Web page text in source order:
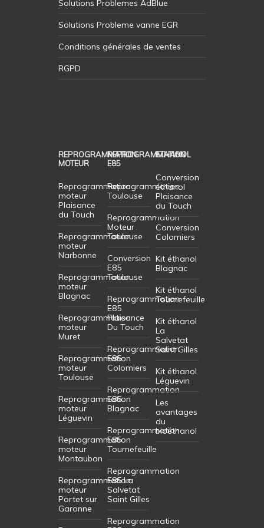
sa vitesse maximale. Il est
essentiel de faire appel à des
professionnels qualifiés pour
effectuer cette
transformation, garantissant
ainsi la fiabilité continue de
apporter. La reprog moteur, la
reprog voiture et la reprog
auto sont des moyens
Dacia et de vivre une
Solutions Problemes AdBlue
Solutions Probleme vanne EGR
Conditions générales de ventes
RGPD
REPROGRAMMATION
MOTEUR
Reprogrammation
moteur
Plaisance
du Touch
Reprogrammation
moteur
Narbonne
Reprogrammation
moteur
Blagnac
Reprogrammation
moteur
Muret
Reprogrammation
moteur
Toulouse
Reprogrammation
moteur
Léguevin
Reprogrammation
moteur
Montauban
Reprogrammation
moteur
Portet sur
Garonne
REPROGRAMMATION
E85
Reprogrammation
Toulouse
Reprogrammation
Moteur
Toulouse
Conversion
E85
Toulouse
Reprogrammation
E85
Plaisance
Du Touch
Reprogrammation
E85
Colomiers
Reprogrammation
E85
Blagnac
Reprogrammation
E85
Tournefeuille
Reprogrammation
E85 La
Salvetat
Saint Gilles
Reprogrammation
ETHANOL
Conversion
éthanol
Plaisance
du Touch
Conversion
Colomiers
Kit éthanol
Blagnac
Kit éthanol
Tournefeuille
Kit éthanol
La
Salvetat
Saint Gilles
Kit éthanol
Léguevin
Les
avantages
du
bioéthanol